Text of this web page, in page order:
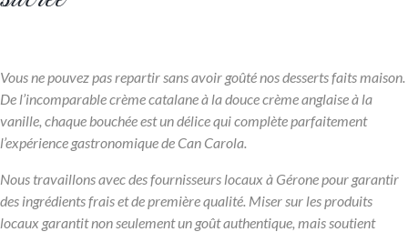
Vous ne pouvez pas repartir sans avoir goûté nos desserts faits maison.
De l’incomparable crème catalane à la douce crème anglaise à la
vanille, chaque bouchée est un délice qui complète parfaitement
l’expérience gastronomique de Can Carola.
Nous travaillons avec des fournisseurs locaux à Gérone pour garantir
des ingrédients frais et de première qualité. Miser sur les produits
locaux garantit non seulement un goût authentique, mais soutient